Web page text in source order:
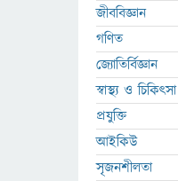
জীববিজ্ঞান
গণিত
জ্যোতির্বিজ্ঞান
স্বাস্থ্য ও চিকিৎসা
প্রযুক্তি
আইকিউ
সৃজনশীলতা